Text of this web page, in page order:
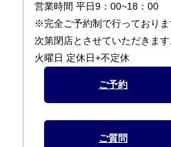
営業時間 平日9：00~18：00
※完全ご予約制で行っており
次第閉店とさせていただきます
火曜日 定休日+不定休
ご予約
ご質問